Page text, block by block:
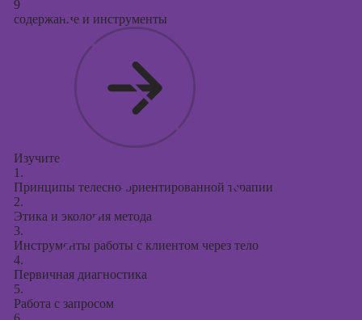
9
содержание и инструменты
Изучите
1.
Принципы телесно-ориентированной терапии
2.
Этика и экология метода
3.
Инструменты работы с клиентом через тело
4.
Первичная диагностика
5.
Работа с запросом